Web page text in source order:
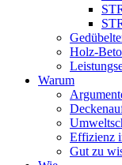
Holz-
Warum
Effizienz
Gut zu